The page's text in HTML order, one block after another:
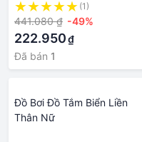
Cho Người Lớn(1)
441.080 ₫ -49%
222.950₫
Đã bán 1
Đồ Bơi Đồ Tắm Biển Liền
Thân Nữ